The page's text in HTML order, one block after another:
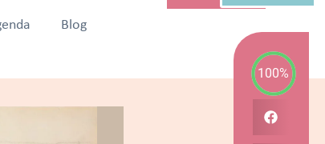
Blog
100%